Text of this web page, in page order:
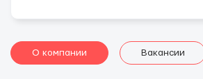
О компании Вакансии